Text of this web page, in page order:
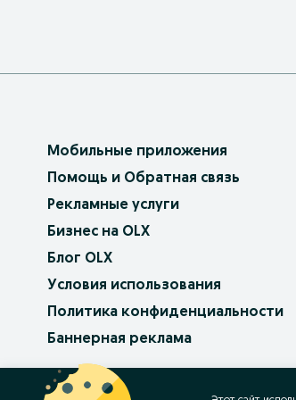
Мобильные приложения
Помощь и Обратная связь
Рекламные услуги
Бизнес на OLX
Блог OLX
Условия использования
Политика конфиденциальности
Баннерная реклама
OLX.bg